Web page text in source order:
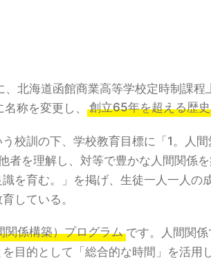
北海道函館商業高等学校定時制課程
称を変更し、
創立65年を超える歴
校訓の下、学校教育目標に「1。人
者を理解し、対等で豊かな人間関係
を育む。」を掲げ、生徒一人一人の
している。
関係構築）プログラムです。人間関
目的として「総合的な時間」を活用